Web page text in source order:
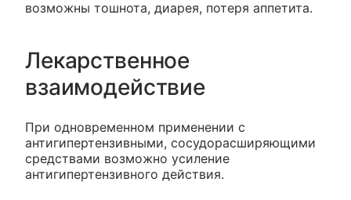
возможны тошнота, диарея, потеря аппетита.
Лекарственное
взаимодействие
При одновременном применении с
антигипертензивными, сосудорасширяющими
средствами возможно усиление
антигипертензивного действия.